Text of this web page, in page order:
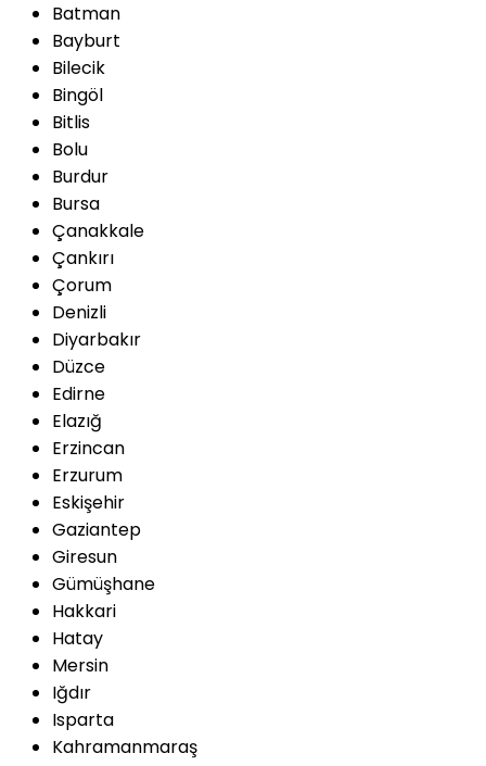
Batman
Bayburt
Bilecik
Bingöl
Bitlis
Bolu
Burdur
Bursa
Çanakkale
Çankırı
Çorum
Denizli
Diyarbakır
Düzce
Edirne
Elazığ
Erzincan
Erzurum
Eskişehir
Gaziantep
Giresun
Gümüşhane
Hakkari
Hatay
Mersin
Iğdır
Isparta
Kahramanmaraş